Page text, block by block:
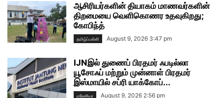
ஆசிரியர்களின் தியாகம் மாணவர்களின்
திறமையை வெளிகொணர உதவுகிறது;
கோபிந்த்
தமிழ்ப்பள்ளி August 9, 2026 3:47 pm
IJNஇல் துணைப் பிரதமர் ஃபடில்லா
யூசோஃப் மற்றும் முன்னாள் பிரதமர்
இஸ்மாயில் சப்ரி யாக்கோப்...
மலேசியா August 9, 2026 2:56 pm